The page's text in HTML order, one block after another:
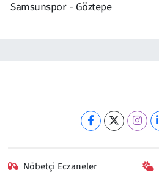
Samsunspor - Göztepe
Nöbetçi Eczaneler